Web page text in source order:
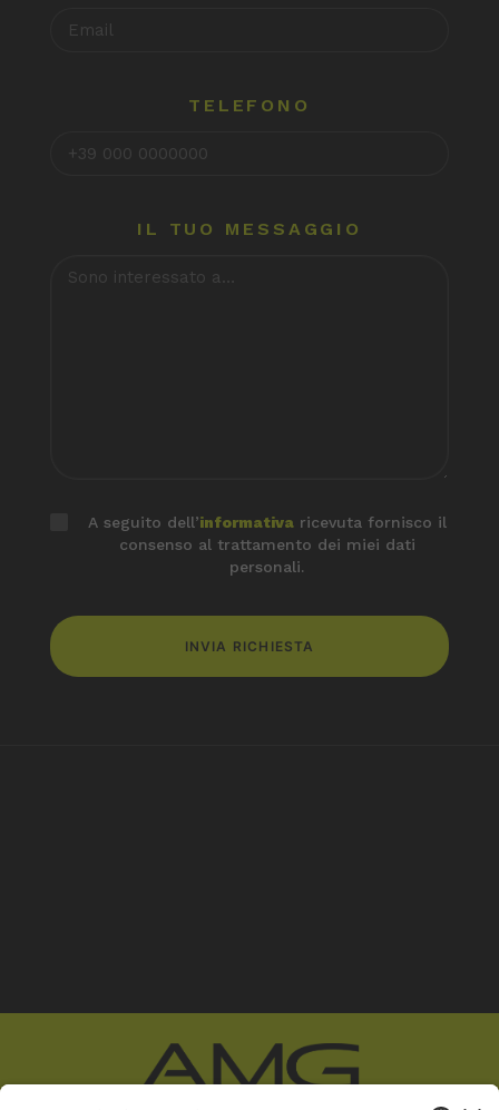
TELEFONO
IL TUO MESSAGGIO
A seguito dell’informativaricevuta fornisco il
consenso al trattamento dei miei dati
personali.